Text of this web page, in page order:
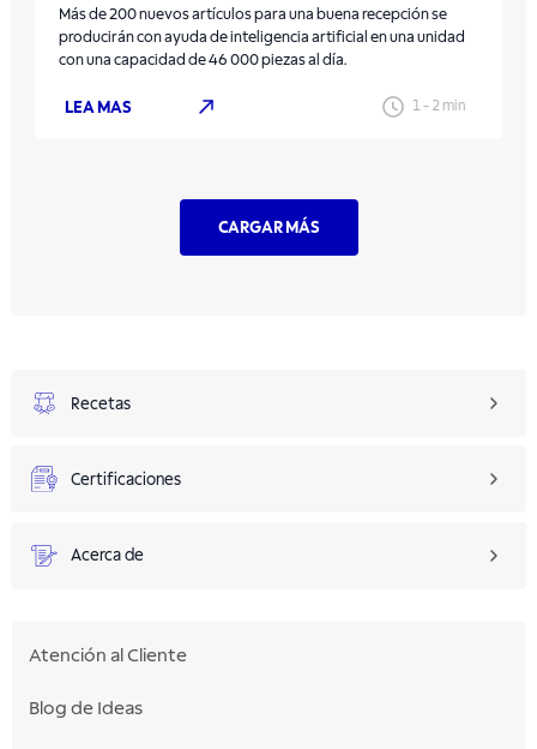
Más de 200 nuevos artículos para una buena recepción se
producirán con ayuda de inteligencia artificial en una unidad
con una capacidad de 46 000 piezas al día.
LEA MAS 1- 2 min
CARGAR MÁS
Recetas
Certificaciones
Acerca de
Atención al Cliente
Blog de Ideas